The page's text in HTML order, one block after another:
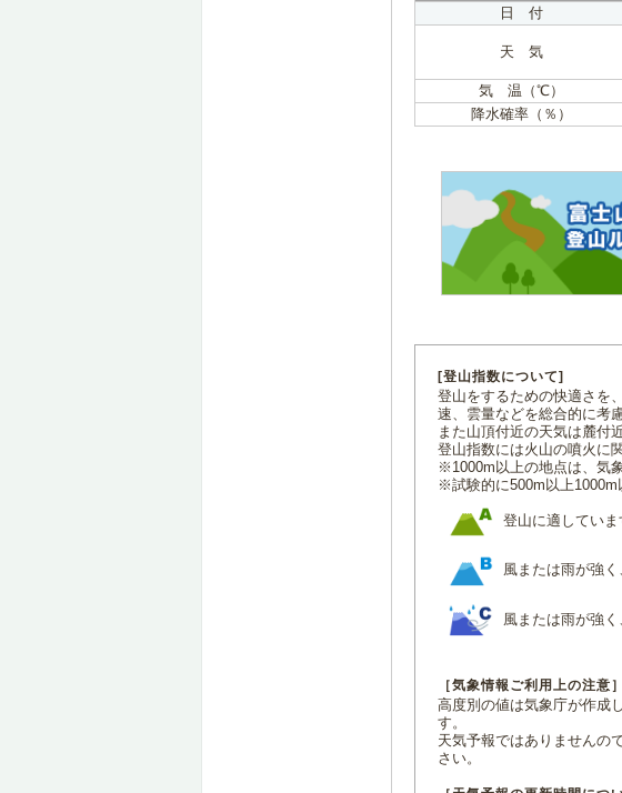
日 付
天 気
気 温（℃）
降水確率（％）
[登山指数について]
登山をするための快適さを
速、雲量などを総合的に考
また山頂付近の天気は麓付
登山指数には火山の噴火に
※1000m以上の地点は、気
※試験的に500m以上1000m
登山に適していま
風または雨が強
風または雨が強
［気象情報ご利用上の注意］
高度別の値は気象庁が作成
す。
天気予報ではありませんの
さい。